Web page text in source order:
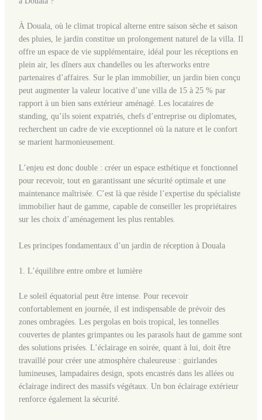
À Douala, où le climat tropical alterne entre saison sèche et saison
des pluies, le jardin constitue un prolongement naturel de la villa. Il
offre un espace de vie supplémentaire, idéal pour les réceptions en
plein air, les dîners aux chandelles ou les afterworks entre
partenaires d’affaires. Sur le plan immobilier, un jardin bien conçu
peut augmenter la valeur locative d’une villa de 15 à 25 % par
rapport à un bien sans extérieur aménagé. Les locataires de
standing, qu’ils soient expatriés, chefs d’entreprise ou diplomates,
recherchent un cadre de vie exceptionnel où la nature et le confort
se marient harmonieusement.
L’enjeu est donc double : créer un espace esthétique et fonctionnel
pour recevoir, tout en garantissant une sécurité optimale et une
maintenance maîtrisée. C’est là que réside l’expertise du spécialiste
immobilier haut de gamme, capable de conseiller les propriétaires
sur les choix d’aménagement les plus rentables.
Les principes fondamentaux d’un jardin de réception à Douala
1. L’équilibre entre ombre et lumière
Le soleil équatorial peut être intense. Pour recevoir
confortablement en journée, il est indispensable de prévoir des
zones ombragées. Les pergolas en bois tropical, les tonnelles
couvertes de plantes grimpantes ou les parasols haut de gamme sont
des solutions prisées. L’éclairage en soirée, quant à lui, doit être
travaillé pour créer une atmosphère chaleureuse : guirlandes
lumineuses, lampadaires design, spots encastrés dans les allées ou
éclairage indirect des massifs végétaux. Un bon éclairage extérieur
renforce également la sécurité.